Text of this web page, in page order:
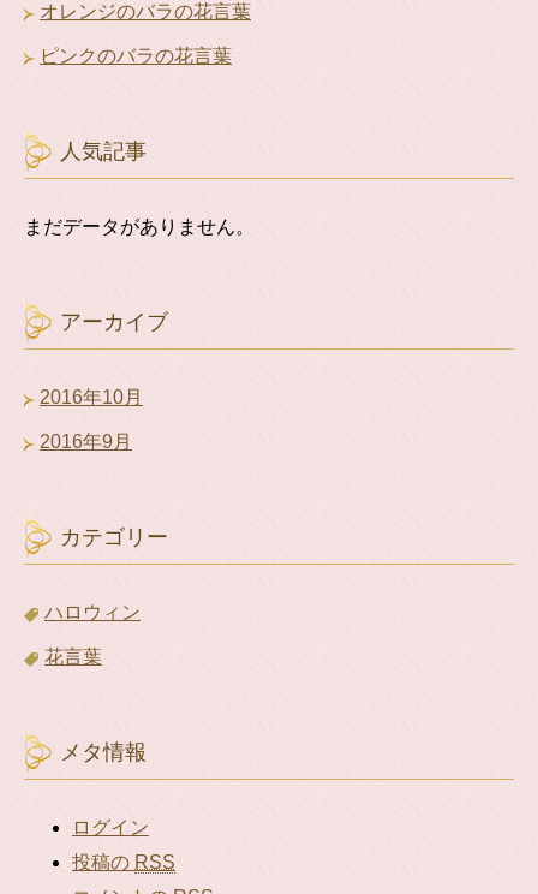
オレンジのバラの花言葉
ピンクのバラの花言葉
人気記事
まだデータがありません。
アーカイブ
2016年10月
2016年9月
カテゴリー
ハロウィン
花言葉
メタ情報
ログイン
投稿の RSS